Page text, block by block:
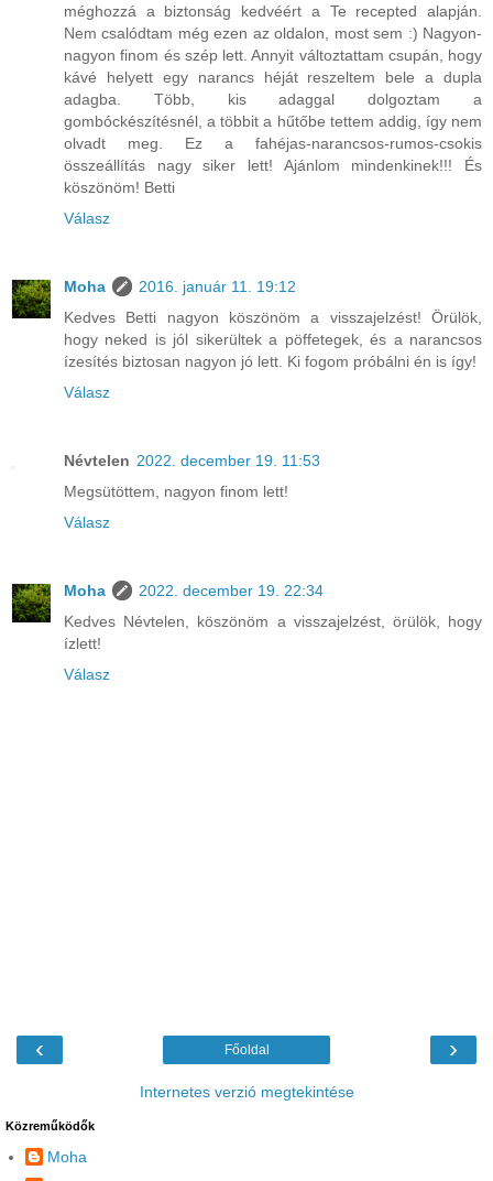
méghozzá a biztonság kedvéért a Te recepted alapján.
Nem csalódtam még ezen az oldalon, most sem :) Nagyon-
nagyon finom és szép lett. Annyit változtattam csupán, hogy
kávé helyett egy narancs héját reszeltem bele a dupla
adagba. Több, kis adaggal dolgoztam a
gombóckészítésnél, a többit a hűtőbe tettem addig, így nem
olvadt meg. Ez a fahéjas-narancsos-rumos-csokis
összeállítás nagy siker lett! Ajánlom mindenkinek!!! És
köszönöm! Betti
Válasz
Moha
2016. január 11. 19:12
Kedves Betti nagyon köszönöm a visszajelzést! Örülök,
hogy neked is jól sikerültek a pöffetegek, és a narancsos
ízesítés biztosan nagyon jó lett. Ki fogom próbálni én is így!
Válasz
Névtelen 2022. december 19. 11:53
Megsütöttem, nagyon finom lett!
Válasz
Moha
2022. december 19. 22:34
Kedves Névtelen, köszönöm a visszajelzést, örülök, hogy
ízlett!
Válasz
‹ ›
Főoldal
Internetes verzió megtekintése
Közreműködők
Moha